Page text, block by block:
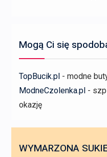
Mogą Ci się
TopBucik.pl- modne
ModneCzolenka.pl-
okazję
WYMARZONA